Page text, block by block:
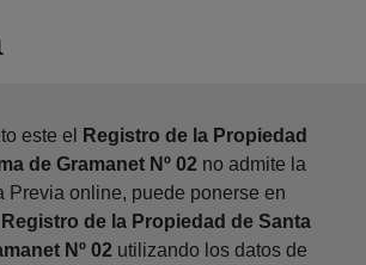
este el
Registro de la Propiedad
de Gramanet Nº 02 no admite la
Previa online, puede ponerse en
Registro de la Propiedad de Santa
Nº 02 utilizando los datos de